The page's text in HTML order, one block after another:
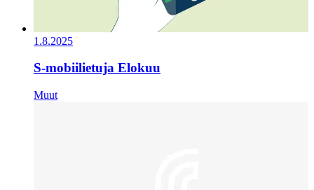
1.8.2025
S-mobiilietuja Elokuu
Muut